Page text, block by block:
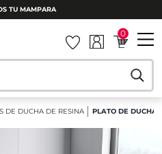
TU MAMPARA
0
DE DUCHA DE RESINA PLATO DE DUCHA